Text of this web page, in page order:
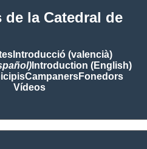
de la Catedral de
Introducció (valencià)
Introduction (English)
CampanersFonedors
Vídeos